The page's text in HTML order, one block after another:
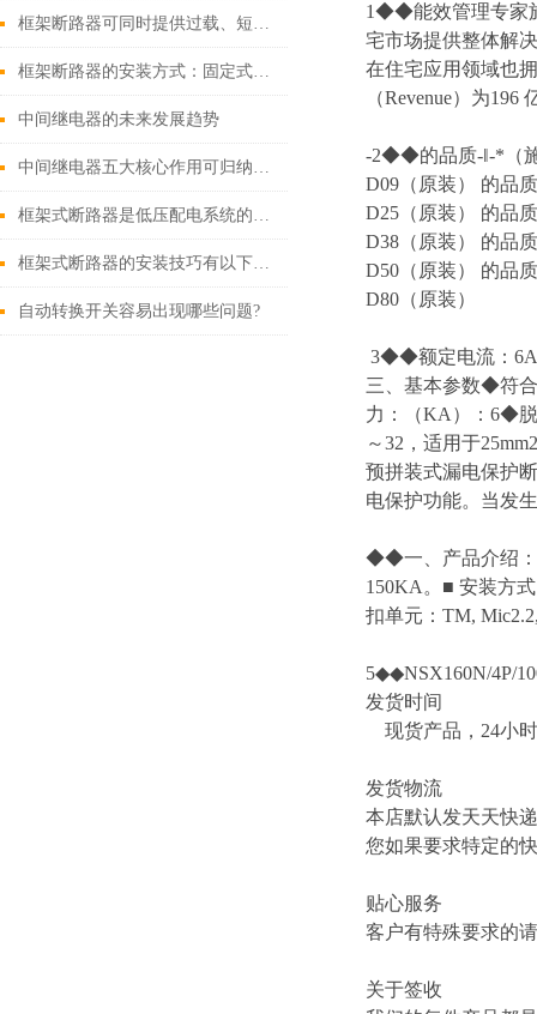
框架断路器可同时提供过载、短路、漏电保护功能
框架断路器的安装方式：固定式，插入式，抽出式
中间继电器的未来发展趋势
中间继电器五大核心作用可归纳如下
框架式断路器是低压配电系统的核心保护设备
框架式断路器的安装技巧有以下这些
自动转换开关容易出现哪些问题?
1◆◆能效管理专家
宅市场提供整体解
在住宅应用领域也
（Revenue）为
-2◆◆的品质-‖-*（
D09（原装） 的品
D25（原装） 的品
D38（原装） 的品
D50（原装） 的品
D80（原装）
3◆◆额定电流：6A
三、基本参数◆符
力：（KA）：6◆
～32，适用于
预拼装式漏电保护
电保护功能。当发
◆◆一、产品介绍：
150KA。■ 安装方
扣单元：TM,
5◆◆NSX160N/4P/
发货时间
现货产品，24小
发货物流
本店默认发天天快
您如果要求特定的
贴心服务
客户有特殊要求的
关于签收